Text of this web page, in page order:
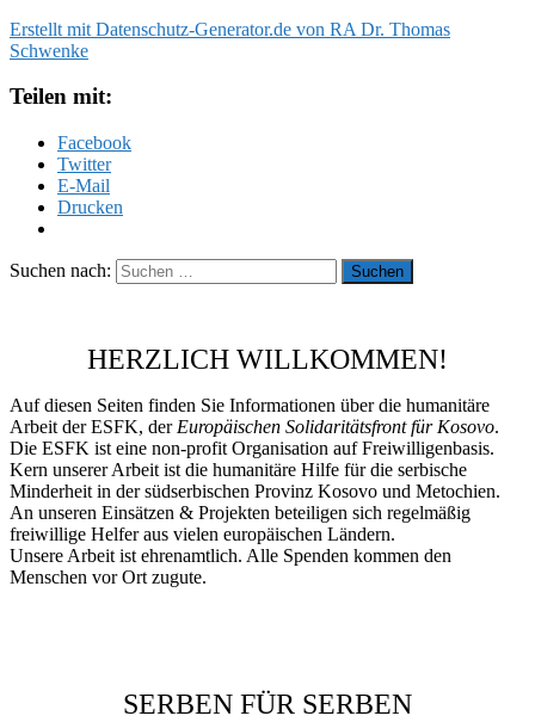
Erstellt mit Datenschutz-Generator.de von RA Dr. Thomas
Schwenke
Teilen mit:
Facebook
Twitter
E-Mail
Drucken
Suchen nach:
HERZLICH WILLKOMMEN!
Auf diesen Seiten finden Sie Informationen über die humanitäre
Arbeit der ESFK, der Europäischen Solidaritätsfront für Kosovo.
Die ESFK ist eine non-profit Organisation auf Freiwilligenbasis.
Kern unserer Arbeit ist die humanitäre Hilfe für die serbische
Minderheit in der südserbischen Provinz Kosovo und Metochien.
An unseren Einsätzen & Projekten beteiligen sich regelmäßig
freiwillige Helfer aus vielen europäischen Ländern.
Unsere Arbeit ist ehrenamtlich. Alle Spenden kommen den
Menschen vor Ort zugute.
SERBEN FÜR SERBEN